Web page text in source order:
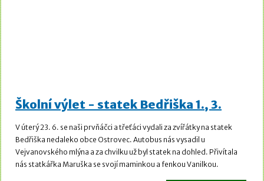
Školní výlet - statek Bedřiška 1., 3.
V úterý 23. 6. se naši prvňáčci a třeťáci vydali za zvířátky na statek
Bedřiška nedaleko obce Ostrovec. Autobus nás vysadil u
Vejvanovského mlýna a za chvilku už byl statek na dohled. Přivítala
nás statkářka Maruška se svojí maminkou a fenkou Vanilkou.